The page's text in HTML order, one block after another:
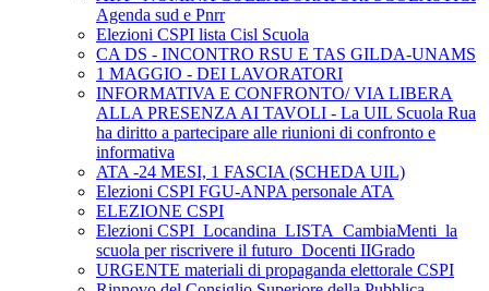
Agenda sud e Pnrr
Elezioni CSPI lista Cisl Scuola
CA DS - INCONTRO RSU E TAS GILDA-UNAMS
1 MAGGIO - DEI LAVORATORI
INFORMATIVA E CONFRONTO/ VIA LIBERA
ALLA PRESENZA AI TAVOLI - La UIL Scuola Rua
ha diritto a partecipare alle riunioni di confronto e
informativa
ATA -24 MESI, 1 FASCIA (SCHEDA UIL)
Elezioni CSPI FGU-ANPA personale ATA
ELEZIONE CSPI
Elezioni CSPI_Locandina_LISTA_CambiaMenti_la
scuola per riscrivere il futuro_Docenti IIGrado
URGENTE materiali di propaganda elettorale CSPI